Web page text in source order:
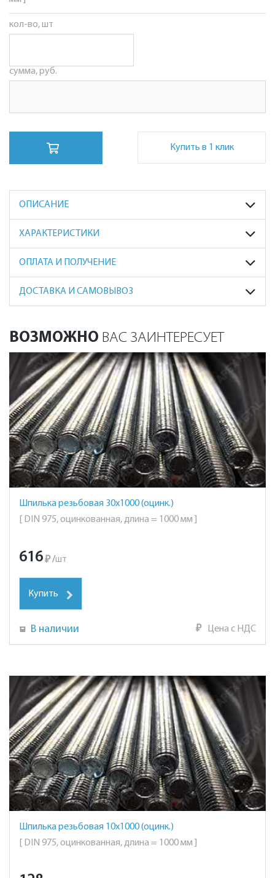
кол-во, шт
сумма, руб.
Купить в 1 клик
ОПИСАНИЕ
ХАРАКТЕРИСТИКИ
ОПЛАТА И ПОЛУЧЕНИЕ
ДОСТАВКА И САМОВЫВОЗ
ВОЗМОЖНО ВАС ЗАИНТЕРЕСУЕТ
Шпилька резьбовая 30х1000 (оцинк.)
[ DIN 975, оцинкованная, длина = 1000 мм ]
616₽ /шт
Купить
В наличии ₽ Цена с НДС
Шпилька резьбовая 10х1000 (оцинк.)
[ DIN 975, оцинкованная, длина = 1000 мм ]